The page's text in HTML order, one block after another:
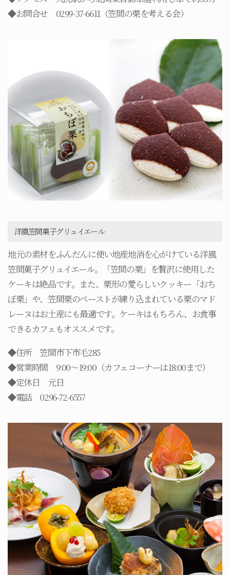
◆お問合せ 0299-37-6611（笠間の栗を考える会）
洋風笠間菓子グリュイエール
地元の素材をふんだんに使い地産地消を心がけている洋風
笠間菓子グリュイエール。「笠間の栗」を贅沢に使用した
ケーキは絶品です。また、栗形の愛らしいクッキー「おち
ぼ栗」や、笠間栗のペーストが練り込まれている栗のマド
レーヌはお土産にも最適です。ケーキはもちろん、お食事
できるカフェもオススメです。
◆住所 笠間市下市毛285
◆営業時間 9:00～19:00（カフェコーナーは18:00まで）
◆定休日 元日
◆電話 0296-72-6557